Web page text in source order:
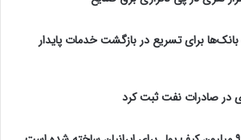
بانک‌ها برای تسریع در بازگشت خدمات پایدار
در صادرات نفت ثبت کرد